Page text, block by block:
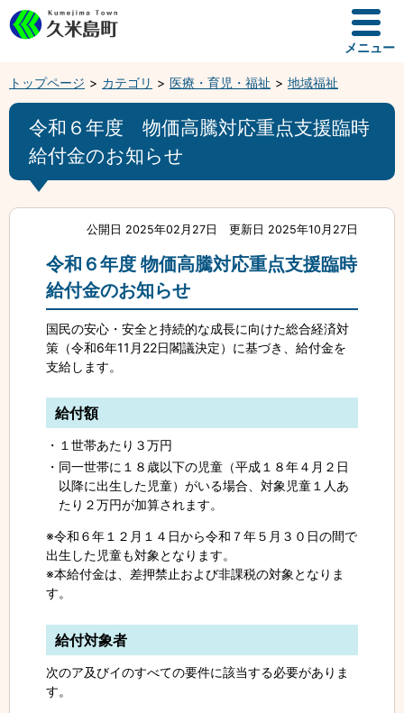
メニュー
トップページ カテゴリ 医療・育児・福祉 地域福祉
令和６年度 物価高騰対応重点支援臨時
給付金のお知らせ
公開日 2025年02月27日 更新日 2025年10月27日
令和６年度 物価高騰対応重点支援臨時
給付金のお知らせ
国民の安心・安全と持続的な成長に向けた総合経済対
策（令和6年11月22日閣議決定）に基づき、給付金を
支給します。
給付額
１世帯あたり３万円
同一世帯に１８歳以下の児童（平成１８年４月２日
以降に出生した児童）がいる場合、対象児童１人あ
たり２万円が加算されます。
※令和６年１２月１４日から令和７年５月３０日の間で
出生した児童も対象となります。
※本給付金は、差押禁止および非課税の対象となりま
す。
給付対象者
次のア及びイのすべての要件に該当する必要がありま
す。